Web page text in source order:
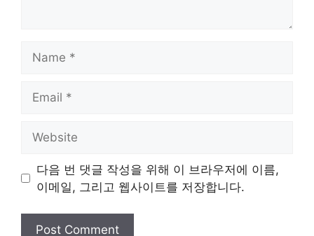
다음 번 댓글 작성을 위해 이 브라우저에 이름,
이메일, 그리고 웹사이트를 저장합니다.